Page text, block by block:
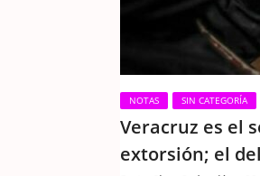
NOTAS SIN CATEGORÍA
Veracruz es el
extorsión; el